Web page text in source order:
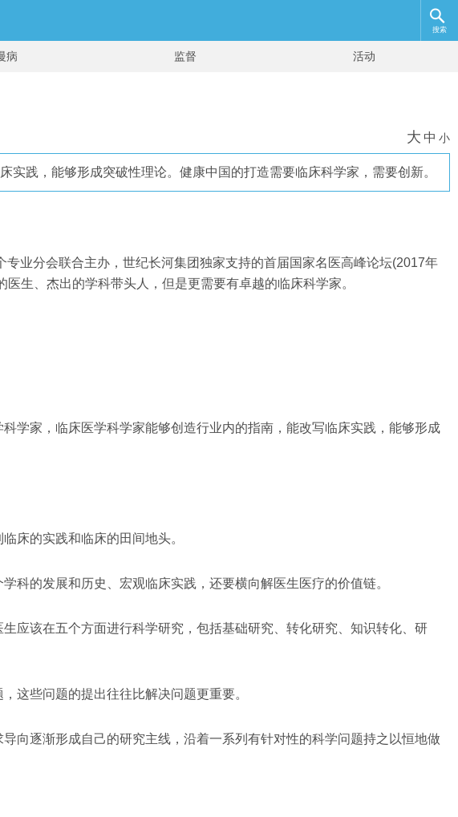
搜索
病 监督 活动
大 中 小
践，能够形成突破性理论。健康中国的打造需要临床科学家，需要创新。
业分会联合主办，世纪长河集团独家支持的首届国家名医高峰论坛(2017年
生、杰出的学科带头人，但是更需要有卓越的临床科学家。
学家，临床医学科学家能够创造行业内的指南，能改写临床实践，能够形成
床的实践和临床的田间地头。
科的发展和历史、宏观临床实践，还要横向解医生医疗的价值链。
应该在五个方面进行科学研究，包括基础研究、转化研究、知识转化、研
这些问题的提出往往比解决问题更重要。
向逐渐形成自己的研究主线，沿着一系列有针对性的科学问题持之以恒地做